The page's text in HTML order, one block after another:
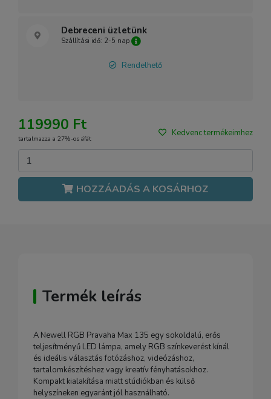
Debreceni üzletünk
Szállítási idő: 2-5 nap
Rendelhető
119990 Ft
tartalmazza a 27%-os áfát
Kedvenc termékeimhez
HOZZÁADÁS A KOSÁRHOZ
Termék leírás
A Newell RGB Pravaha Max 135 egy sokoldalú, erős
teljesítményű LED lámpa, amely RGB színkeverést kínál
és ideális választás fotózáshoz, videózáshoz,
tartalomkészítéshez vagy kreatív fényhatásokhoz.
Kompakt kialakítása miatt stúdiókban és külső
helyszíneken egyaránt jól használható.